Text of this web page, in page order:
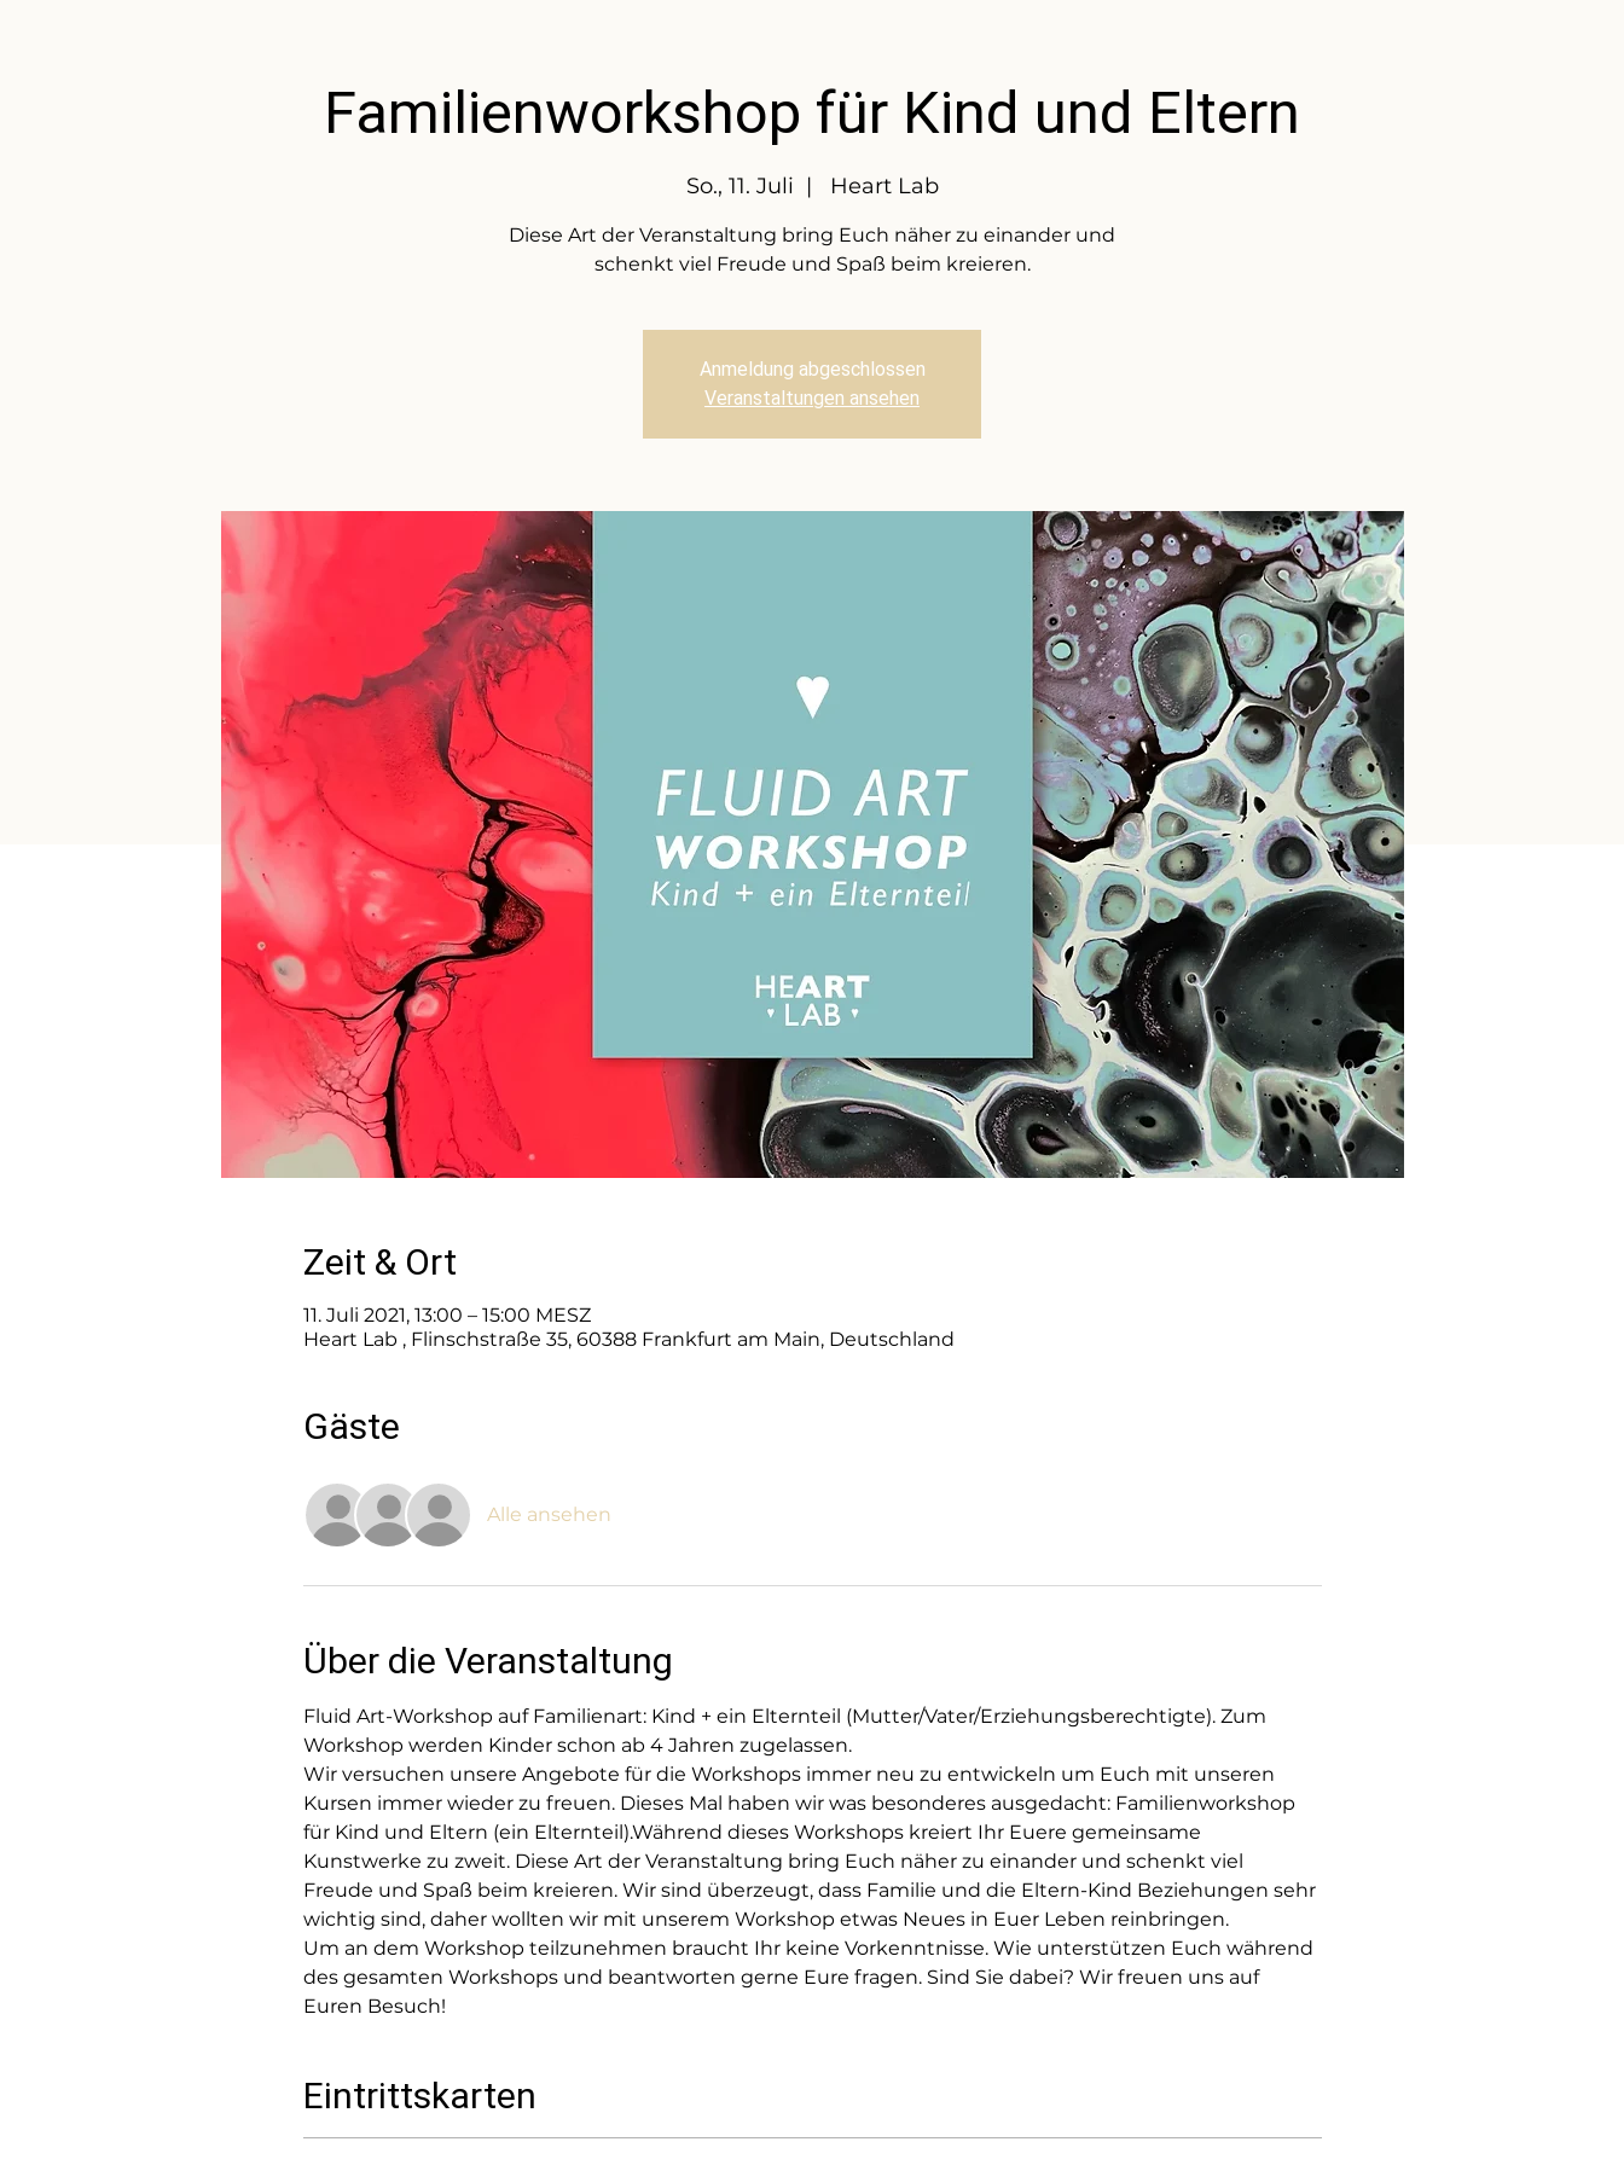
Familienworkshop für Kind und Eltern
So., 11. Juli
  |
Heart Lab
Diese Art der Veranstaltung bring Euch näher zu einander und
schenkt viel Freude und Spaß beim kreieren.
Anmeldung abgeschlossen
Veranstaltungen ansehen
Zeit & Ort
11. Juli 2021, 13:00 – 15:00 MESZ
Heart Lab , Flinschstraße 35, 60388 Frankfurt am Main, Deutschland
Gäste
Alle ansehen
Über die Veranstaltung
Fluid Art-Workshop auf Familienart: Kind + ein Elternteil (Mutter/Vater/Erziehungsberechtigte). Zum
Workshop werden Kinder schon ab 4 Jahren zugelassen.
Wir versuchen unsere Angebote für die Workshops immer neu zu entwickeln um Euch mit unseren
Kursen immer wieder zu freuen. Dieses Mal haben wir was besonderes ausgedacht: Familienworkshop
für Kind und Eltern (ein Elternteil).Während dieses Workshops kreiert Ihr Euere gemeinsame
Kunstwerke zu zweit. Diese Art der Veranstaltung bring Euch näher zu einander und schenkt viel
Freude und Spaß beim kreieren. Wir sind überzeugt, dass Familie und die Eltern-Kind Beziehungen sehr
wichtig sind, daher wollten wir mit unserem Workshop etwas Neues in Euer Leben reinbringen.
Um an dem Workshop teilzunehmen braucht Ihr keine Vorkenntnisse. Wie unterstützen Euch während
des gesamten Workshops und beantworten gerne Eure fragen. Sind Sie dabei? Wir freuen uns auf
Euren Besuch!
Eintrittskarten